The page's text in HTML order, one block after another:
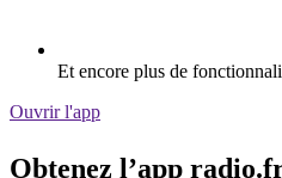
Et encore plus de
Ouvrir l'app
Obtenez l’app